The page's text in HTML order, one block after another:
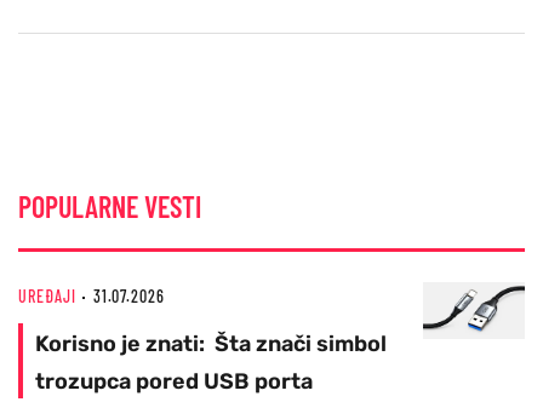
POPULARNE VESTI
UREĐAJI 31.07.2026
Korisno je znati: Šta znači simbol
trozupca pored USB porta